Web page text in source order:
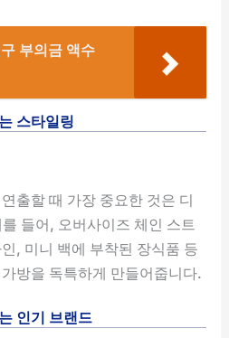
부의금 액수
스타일링
출할 때 가장 중요한 것은 디
들어, 오버사이즈 체인 스트
, 미니 백에 부착된 장식품 등
방을 독특하게 만들어줍니다.
인기 브랜드